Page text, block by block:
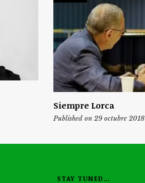
Siempre Lorca
Published on 29 octubre 2018
STAY TUNED…